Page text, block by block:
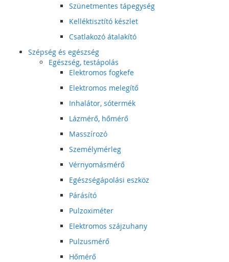
Szünetmentes tápegység
Kelléktisztító készlet
Csatlakozó átalakító
Szépség és egészség
Egészség, testápolás
Elektromos fogkefe
Elektromos melegítő
Inhalátor, sótermék
Lázmérő, hőmérő
Masszírozó
Személymérleg
Vérnyomásmérő
Egészségápolási eszköz
Párásító
Pulzoximéter
Elektromos szájzuhany
Pulzusmérő
Hőmérő